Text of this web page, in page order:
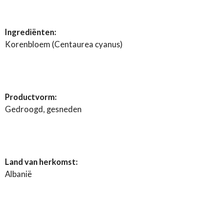
Ingrediënten:
Korenbloem (Centaurea cyanus)
Productvorm:
Gedroogd, gesneden
Land van herkomst:
Albanië